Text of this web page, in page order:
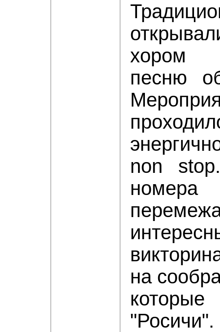
хором
песню
non
на
которые
"Росичи".